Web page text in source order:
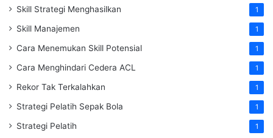
Skill Strategi Menghasilkan 1
Skill Manajemen 1
Cara Menemukan Skill Potensial 1
Cara Menghindari Cedera ACL 1
Rekor Tak Terkalahkan 1
Strategi Pelatih Sepak Bola 1
Strategi Pelatih 1